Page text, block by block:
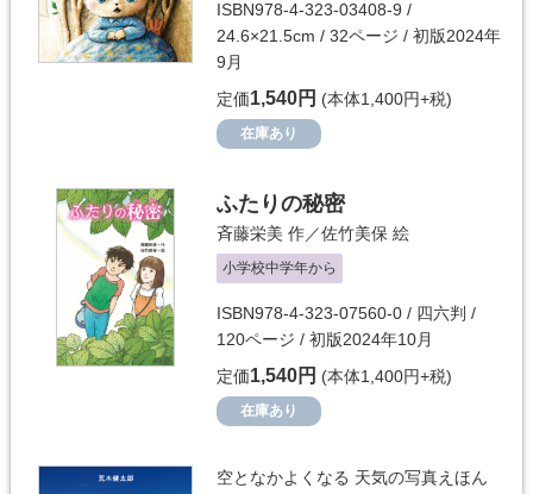
ISBN978-4-323-03408-9 /
24.6×21.5cm / 32ページ / 初版2024年
9月
定価1,540円 (本体1,400円+税)
在庫あり
ふたりの秘密
斉藤栄美 作／佐竹美保 絵
小学校中学年から
ISBN978-4-323-07560-0 / 四六判 /
120ページ / 初版2024年10月
定価1,540円 (本体1,400円+税)
在庫あり
空となかよくなる 天気の写真えほん